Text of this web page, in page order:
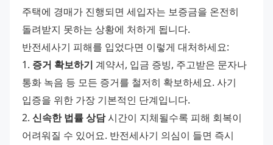
주택에 경매가 진행되면 세입자는 보증금을 온전히
돌려받지 못하는 상황에 처하게 됩니다.
반전세사기 피해를 입었다면 이렇게 대처하세요:
1. 증거 확보하기 계약서, 입금 증빙, 주고받은 문자나
통화 녹음 등 모든 증거를 철저히 확보하세요. 사기
입증을 위한 가장 기본적인 단계입니다.
2. 신속한 법률 상담 시간이 지체될수록 피해 회복이
어려워질 수 있어요. 반전세사기 의심이 들면 즉시